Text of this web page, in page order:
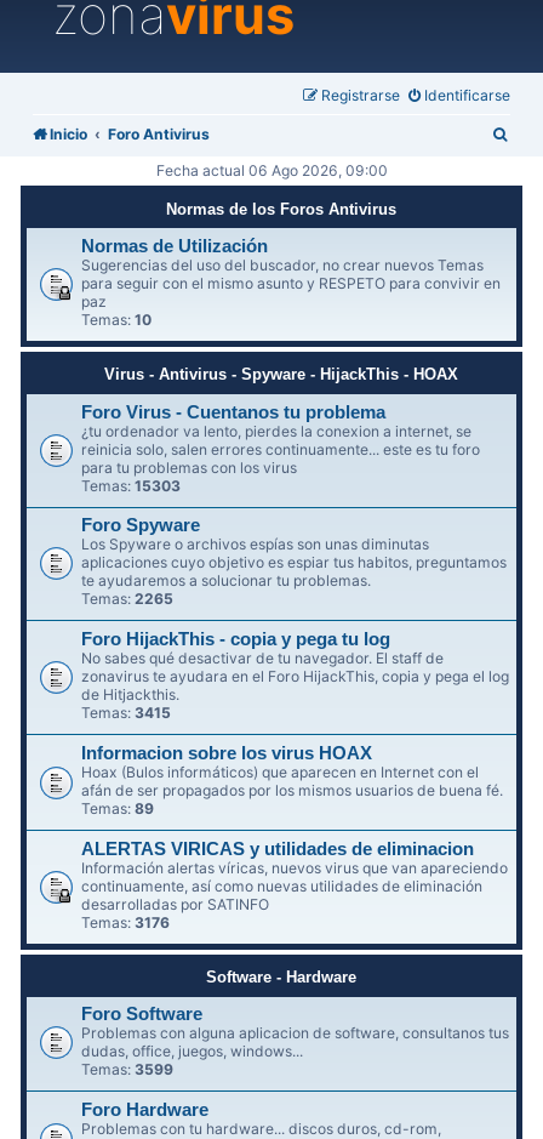
zonavirus
Identificarse
Registrarse
Inicio Foro Antivirus
c
Fecha actual 06 Ago 2026, 09:00
Normas de los Foros Antivirus
Normas de Utilización
Sugerencias del uso del buscador, no crear nuevos Temas
para seguir con el mismo asunto y RESPETO para convivir en
paz
Temas:10
Virus - Antivirus - Spyware - HijackThis - HOAX
Foro Virus - Cuentanos tu problema
¿tu ordenador va lento, pierdes la conexion a internet, se
reinicia solo, salen errores continuamente... este es tu foro
para tu problemas con los virus
Temas:15303
Foro Spyware
Los Spyware o archivos espías son unas diminutas
aplicaciones cuyo objetivo es espiar tus habitos, preguntamos
te ayudaremos a solucionar tu problemas.
Temas:2265
Foro HijackThis - copia y pega tu log
No sabes qué desactivar de tu navegador. El staff de
zonavirus te ayudara en el Foro HijackThis, copia y pega el log
de Hitjackthis.
Temas: 3415
Informacion sobre los virus HOAX
Hoax (Bulos informáticos) que aparecen en Internet con el
afán de ser propagados por los mismos usuarios de buena fé.
Temas:89
ALERTAS VIRICAS y utilidades de eliminacion
Información alertas víricas, nuevos virus que van apareciendo
continuamente, así como nuevas utilidades de eliminación
desarrolladas por SATINFO
Temas:3176
Software - Hardware
Foro Software
Problemas con alguna aplicacion de software, consultanos tus
dudas, office, juegos, windows...
Temas: 3599
Foro Hardware
Problemas con tu hardware... discos duros, cd-rom,